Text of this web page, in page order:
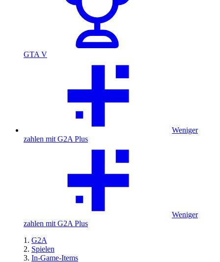
GTA V
Weniger
zahlen mit G2A Plus
Weniger
zahlen mit G2A Plus
G2A
Spielen
In-Game-Items